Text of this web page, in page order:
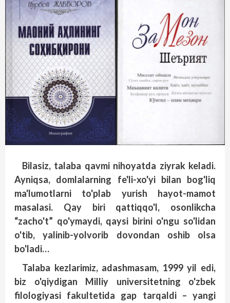
Bilasiz, talaba qavmi nihoyatda ziyrak keladi.
Ayniqsa, domlalarning fe'li-xo'yi bilan bog'liq
ma'lumotlarni to'plab yurish hayot-mamot
masalasi. Qay biri qattiqqo'l, osonlikcha
“zacho't” qo'ymaydi, qaysi birini o'ngu so'lidan
o'tib, yalinib-yolvorib dovondan oshib olsa
bo'ladi…
Talaba kezlarimiz, adashmasam, 1999 yil edi,
biz o'qiydigan Milliy universitetning o'zbek
filologiyasi fakultetida gap tarqaldi – yangi